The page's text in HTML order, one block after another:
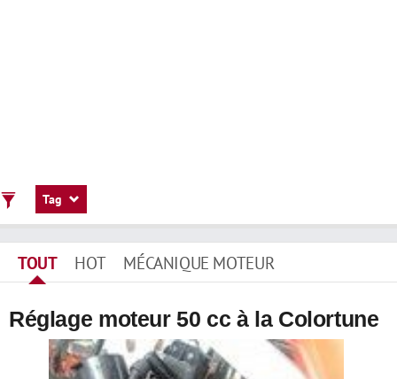
Tag
TOUT HOT MÉCANIQUE MOTEUR
Réglage moteur 50 cc à la Colortune